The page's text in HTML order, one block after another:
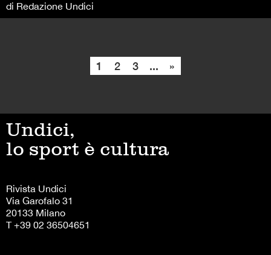
di Redazione Undici
1 2 3 ... »
Undici,
lo sport è cultura
Rivista Undici
Via Garofalo 31
20133 Milano
T +39 02 36504651